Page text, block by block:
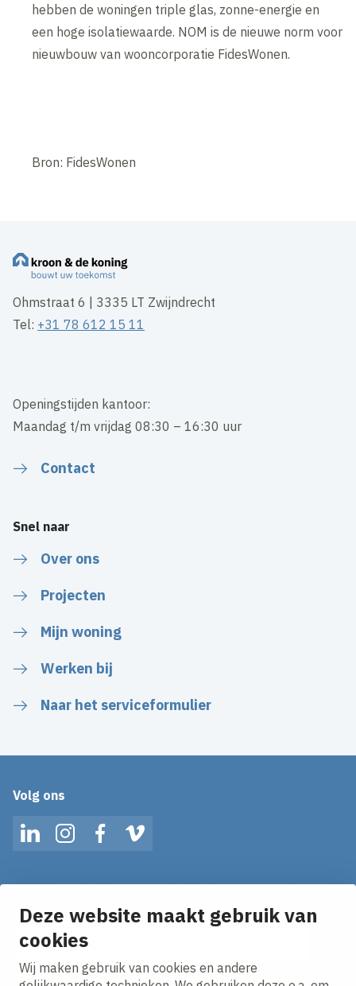
Deze website maakt gebruik van
cookies
Wij maken gebruik van cookies en andere
hebben de woningen triple glas, zonne-energie en
een hoge isolatiewaarde. NOM is de nieuwe norm voor
nieuwbouw van wooncorporatie FidesWonen.
Bron: FidesWonen
Ohmstraat 6 | 3335 LT Zwijndrecht
Tel: +31 78 612 15 11
Openingstijden kantoor:
Maandag t/m vrijdag 08:30 – 16:30 uur
Contact
Snel naar
Over ons
Projecten
Mijn woning
Werken bij
Naar het serviceformulier
Volg ons
LinkedInInstagramFacebookVimeo
Ontvang onze nieuws alerts in je mailbox!
E-mailadres
Ik ga akkoord met hetprivacy statement.